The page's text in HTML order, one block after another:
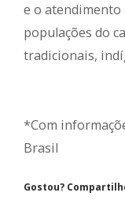
e o atendimento
populações do
tradicionais,
*Com
Brasil
Gostou?